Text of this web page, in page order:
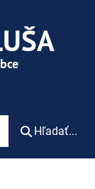
Hľadať...